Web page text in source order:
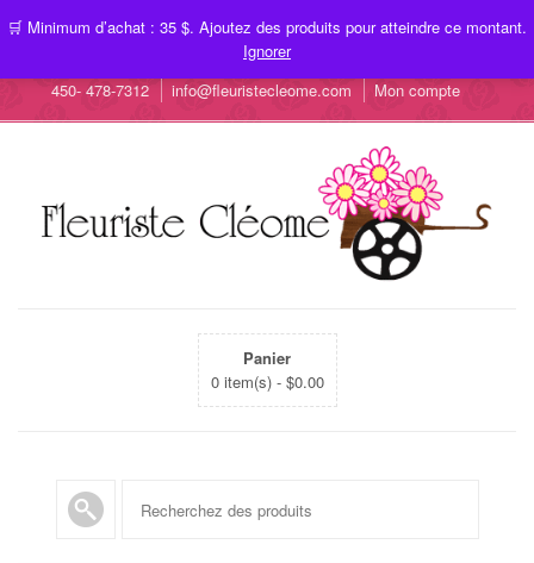
450- 478-7312 info@fleuristecleome.com Mon compte
Panier
0 item(s) - $0.00
🛒 Minimum d’achat : 35 $. Ajoutez des produits pour atteindre ce montant.
Ignorer